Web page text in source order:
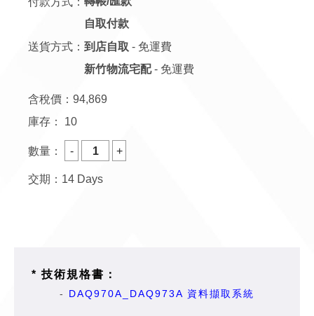
自取付款
送貨方式： 到店自取 - 免運費
新竹物流宅配- 免運費
含稅價： 94,869
庫存： 10
數量：
交期：14 Days
* 技術規格書：
- DAQ970A_DAQ973A 資料擷取系統